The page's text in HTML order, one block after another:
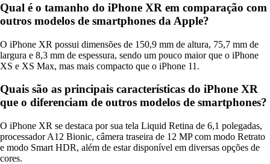
Qual é o tamanho do iPhone XR em comparação com
outros modelos de smartphones da Apple?
O iPhone XR possui dimensões de 150,9 mm de altura, 75,7 mm de
largura e 8,3 mm de espessura, sendo um pouco maior que o iPhone
XS e XS Max, mas mais compacto que o iPhone 11.
Quais são as principais características do iPhone XR
que o diferenciam de outros modelos de smartphones?
O iPhone XR se destaca por sua tela Liquid Retina de 6,1 polegadas,
processador A12 Bionic, câmera traseira de 12 MP com modo Retrato
e modo Smart HDR, além de estar disponível em diversas opções de
cores.